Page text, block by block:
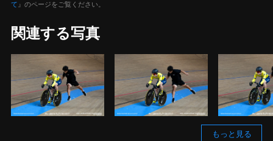
て 』のページをご覧ください。
関連する写真
もっと見る